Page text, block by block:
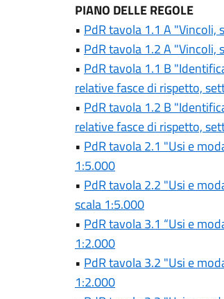
PIANO DELLE REGOLE
• PdR tavola 1.1 A "Vincoli,
• PdR tavola 1.2 A "Vincoli,
• PdR tavola 1.1 B
relative fasce di rispetto,
• PdR tavola 1.2 B
relative fasce di rispetto,
• PdR tavola 2.1 "Usi e
1:5.000
• PdR tavola 2.2 "Usi e
scala 1:5.000
• PdR tavola 3.1 “Usi e
1:2.000
• PdR tavola 3.2 "Usi e
1:2.000